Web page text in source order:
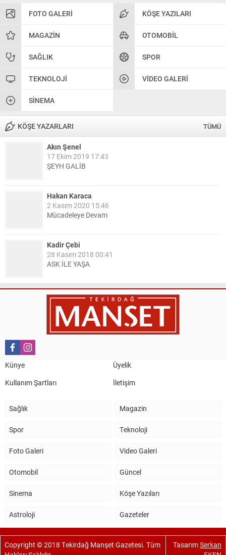
FOTO GALERI KÖŞE YAZILARI
MAGAZIN OTOMOBIL
SAĞLIK SPOR
TEKNOLOJI VIDEO GALERI
SINEMA
KÖŞE YAZARLARI TÜMÜ
Akın Şenel
17 Ekim 2019 17:43
ŞEYH GALİB
Hakan Karaca
2 Kasım 2020 15:46
Mücadeleye Devam
Kadir Çebi
28 Kasım 2018 00:41
ASK İLE YAŞA
Nail Kazanç
10 Mart 2023 21:36
HAYDİ TEKİRDAĞ MAÇA !!!!
TEKİRDAĞ İL EMNİYET MÜDÜRÜMÜZE HAYIRLI OLSUN
Künye
Üyelik
Kullanım Şartları
İletişim
Sağlık Magazin
Spor Teknoloji
Foto Galeri Video Galeri
Otomobil Güncel
Sinema Köşe Yazıları
Astroloji Gazeteler
Copyright © 2018 Tekirdağ Manşet Gazetesi. Tüm
TasarımSerkan